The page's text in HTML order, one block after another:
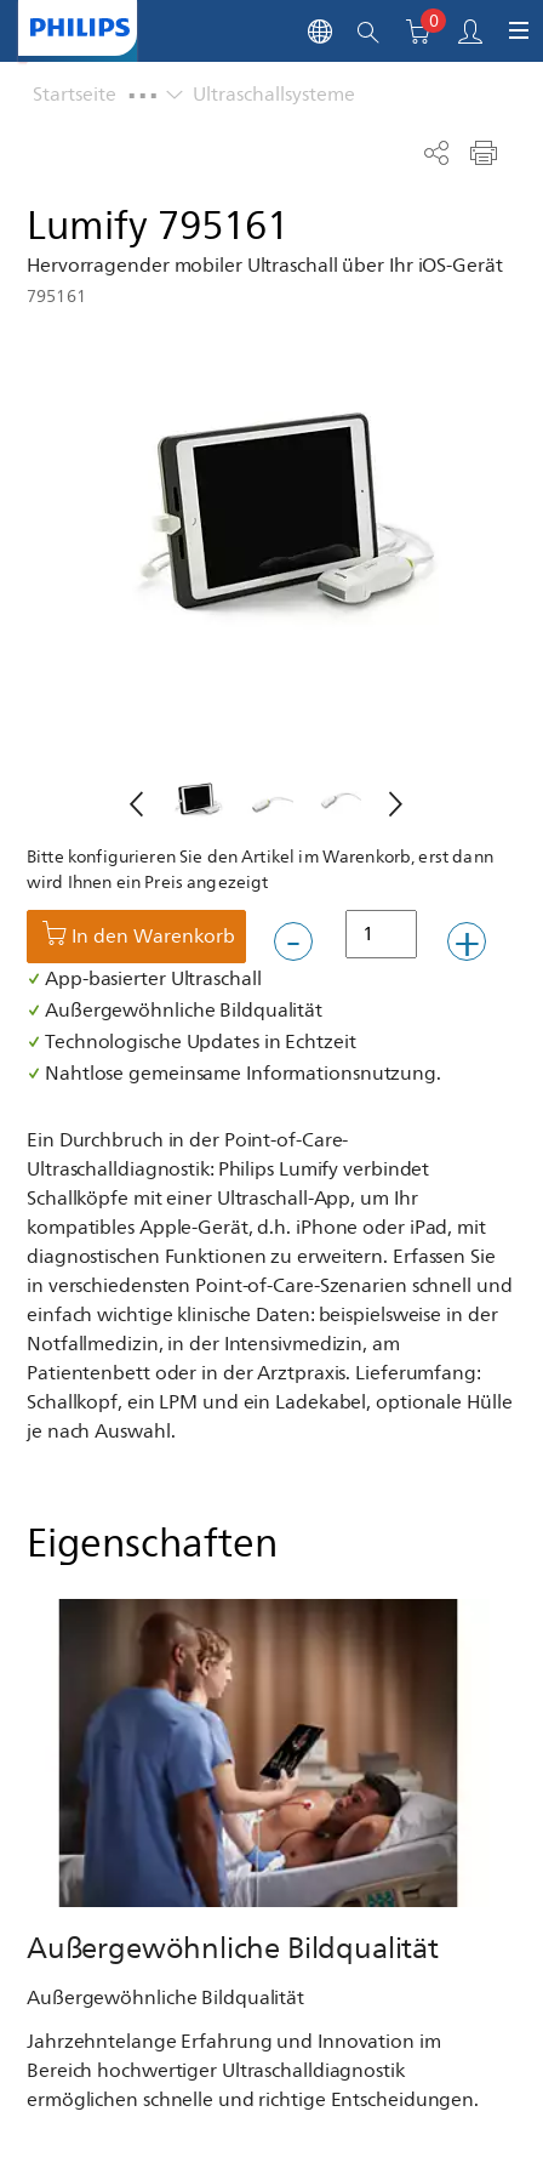
0
Startseite ... Ultraschallsysteme
Lumify 795161
Hervorragender mobiler Ultraschall über Ihr iOS-Gerät
795161
App-basierter Ultraschall
Außergewöhnliche Bildqualität
Technologische Updates in Echtzeit
Nahtlose gemeinsame Informationsnutzung.
Ein Durchbruch in der Point-of-Care-
Ultraschalldiagnostik: Philips Lumify verbindet
Schallköpfe mit einer Ultraschall-App, um Ihr
kompatibles Apple-Gerät, d.h. iPhone oder iPad, mit
diagnostischen Funktionen zu erweitern. Erfassen Sie
in verschiedensten Point-of-Care-Szenarien schnell und
einfach wichtige klinische Daten: beispielsweise in der
Notfallmedizin, in der Intensivmedizin, am
Patientenbett oder in der Arztpraxis. Lieferumfang:
Schallkopf, ein LPM und ein Ladekabel, optionale Hülle
je nach Auswahl.
Bitte konfigurieren Sie den Artikel im Warenkorb, erst dann
wird Ihnen ein Preis angezeigt
In den Warenkorb
Eigenschaften
Außergewöhnliche Bildqualität
Außergewöhnliche Bildqualität
Jahrzehntelange Erfahrung und Innovation im
Bereich hochwertiger Ultraschalldiagnostik
ermöglichen schnelle und richtige Entscheidungen.